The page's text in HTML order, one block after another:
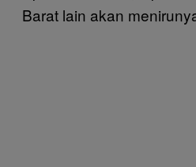
Barat lain akan